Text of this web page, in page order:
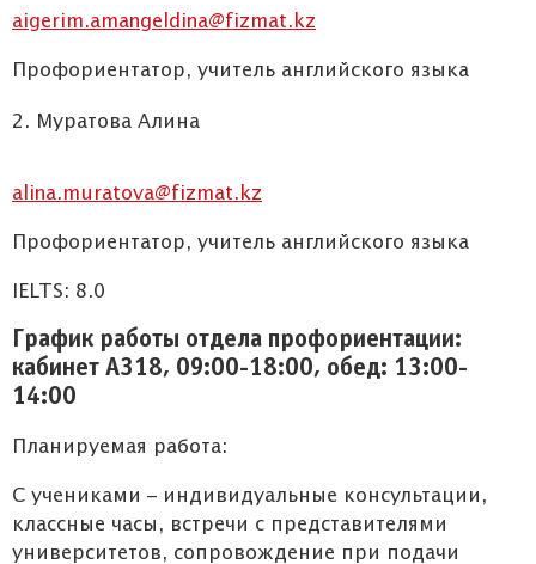
aigerim.amangeldina@fizmat.kz
Профориентатор, учитель английского языка
Муратова Алина
alina.muratova@fizmat.kz
Профориентатор, учитель английского языка
IELTS: 8.0
График работы отдела профориентации:
кабинет А318, 09:00-18:00, обед: 13:00-
14:00
Планируемая работа:
С учениками – индивидуальные консультации,
классные часы, встречи с представителями
университетов, сопровождение при подачи